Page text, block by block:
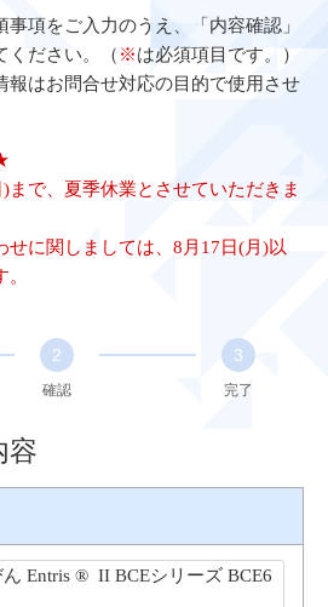
項をご入力のうえ、「内容確認」
ください。（ ※は必須項目です。）
報はお問合せ対応の目的で使用させ
まで、夏季休業とさせていただきま
せに関しましては、8月17日(月)以
2
確認
3
完了
容